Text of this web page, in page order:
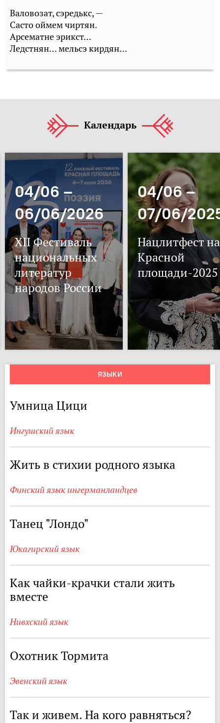
Валовозат, сэредькс, —
Састо оймем чиртян.
Арсематне эрикст…
Ледстнян… мельсэ кирдян…
Календарь
04/06 –
06/06/2026
XII Фестиваль
национальных
литератур
народов России
04/06 –
07/06/
Нацлитфест на
Красной
площади-2025
ЯЗЫКИ
Умница Цици
Ингушский язык
Жить в стихии родного языка
Финский язык ингерманландцев
Танец "Лондо"
Юкагирский язык
Как чайки-крачки стали жить
вместе
Нивхский язык
Охотник Тормита
Эвенский язык
Так и живем. На кого равняться?